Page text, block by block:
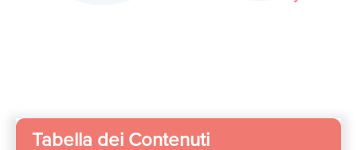
Tabella dei Contenuti